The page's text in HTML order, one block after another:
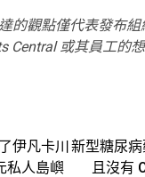
的觀點僅代表發布
Central 或其員工的
伊凡卡川
私人島嶼
新型糖尿病
且沒有